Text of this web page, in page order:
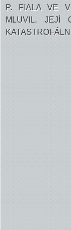
P. FIALA VE
MLUVIL. JEJÍ